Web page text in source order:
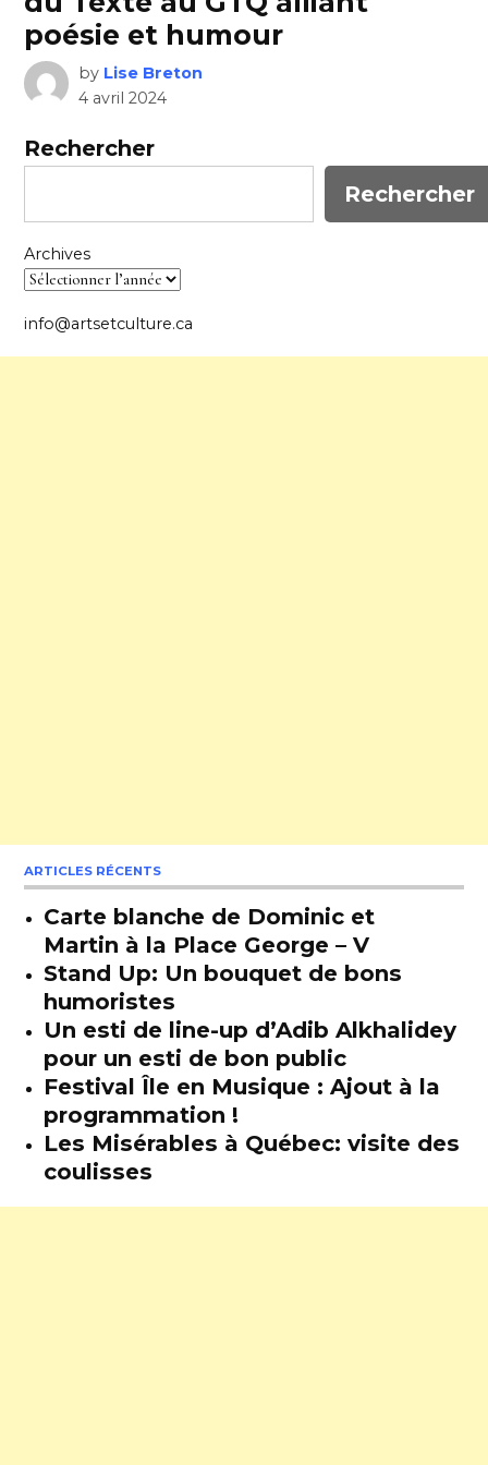
poésie et humour
by Lise Breton
4 avril 2024
Rechercher
Rechercher
Archives
info@artsetculture.ca
ARTICLES RÉCENTS
Carte blanche de Dominic et
Martin à la Place George – V
Stand Up: Un bouquet de bons
humoristes
Un esti de line-up d’Adib Alkhalidey
pour un esti de bon public
Festival Île en Musique : Ajout à la
programmation !
Les Misérables à Québec: visite des
coulisses